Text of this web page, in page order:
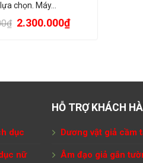
chọn. Máy…
₫ 2.300.000₫
dục
nữ
HỖ TRỢ KHÁCH
Dương vật giả cầm
Âm đạo giả gắn